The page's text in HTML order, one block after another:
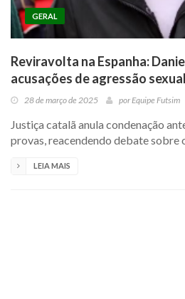
GERAL
Reviravolta na Espanha:
acusações de agressão sexual
28 de março de 2025 porEquipe Futsim
Justiça catalã anula condenação
provas, reacendendo debate sobre
LEIA MAIS